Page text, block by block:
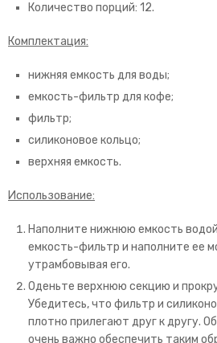
Количество порций: 12.
Комплектация:
нижняя емкость для воды;
емкость-фильтр для кофе;
фильтр;
силиконовое кольцо;
верхняя емкость.
Использование:
Наполните нижнюю емкость
емкость-фильтр и наполните ее
утрамбовывая его.
Оденьте верхнюю секцию и
Убедитесь, что фильтр и
плотно прилегают друг к другу.
очень важно обеспечить таким